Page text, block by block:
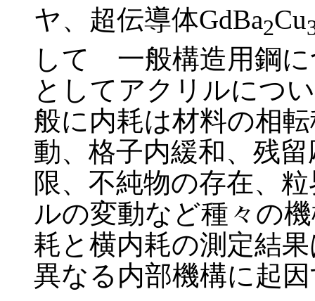
ヤ、超伝導体GdBa2Cu
して 一般構造用鋼
としてアクリルにつ
般に内耗は材料の相
動、格子内緩和、残
限、不純物の存在、
ルの変動など種々の
耗と横内耗の測定結
異なる内部機構に起